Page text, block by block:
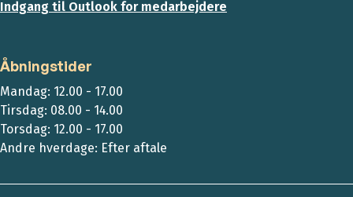
Indgang til Outlook for medarbejdere
Åbningstider
Mandag: 12.00 - 17.00
Tirsdag: 08.00 - 14.00
Torsdag: 12.00 - 17.00
Andre hverdage: Efter aftale